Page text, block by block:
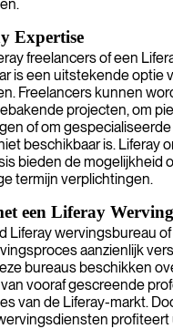
Expertise
freelancers of een
is een uitstekende optie
Freelancers kunnen
projecten, om
of om
beschikbaar is. Liferay
bieden de mogelijkheid
termijn verplichtingen.
een Liferay
Liferay wervingsbureau
aanzienlijk
bureaus beschikken
vooraf gescreende
van de Liferay-markt.
profiteert